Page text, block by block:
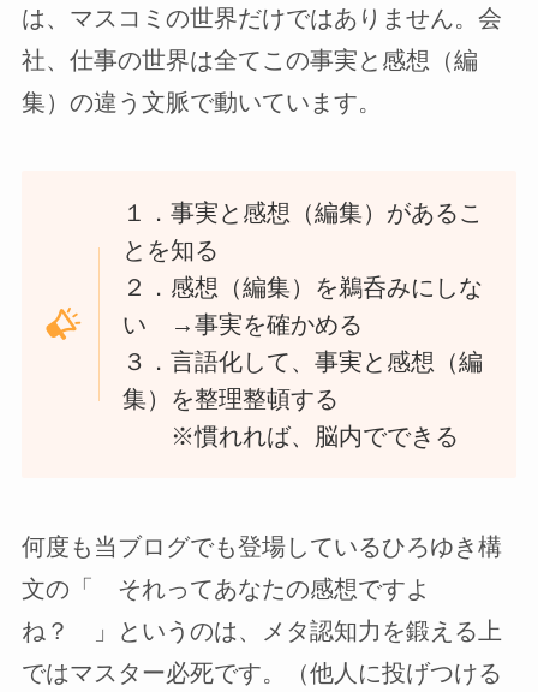
は、マスコミの世界だけではありません。会
社、仕事の世界は全てこの事実と感想（編
集）の違う文脈で動いています。
１．事実と感想（編集）があるこ
とを知る
２．感想（編集）を鵜呑みにしな
い →事実を確かめる
３．言語化して、事実と感想（編
集）を整理整頓する
※慣れれば、脳内でできる
何度も当ブログでも登場しているひろゆき構
文の「 それってあなたの感想ですよ
ね？ 」というのは、メタ認知力を鍛える上
ではマスター必死です。（他人に投げつける